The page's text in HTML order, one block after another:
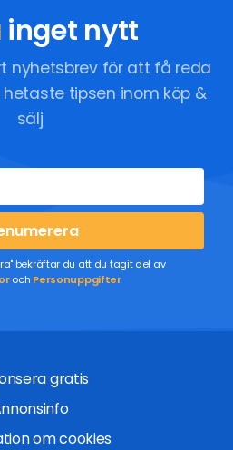
inget nytt
nyhetsbrev för att få reda
tipsen inom köp &
sälj
bekräftar du att du tagit del av
och Personuppgifter
gratis
om cookies